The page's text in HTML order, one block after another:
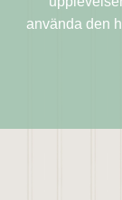
använda den